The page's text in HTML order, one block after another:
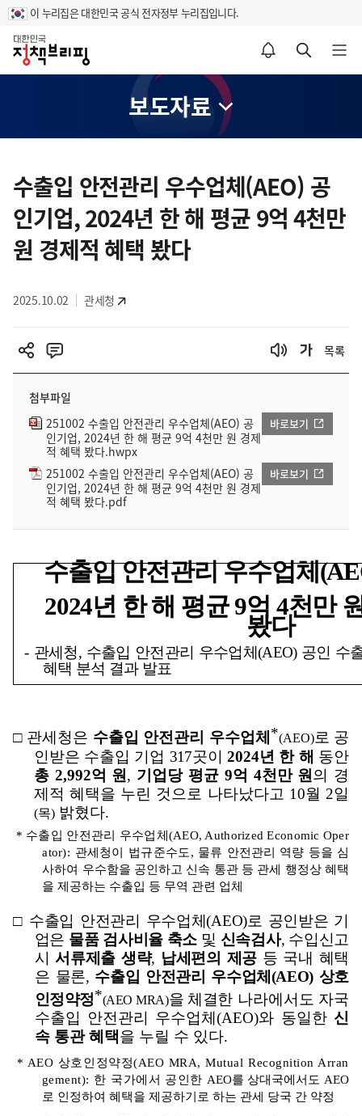
이 누리집은 대한민국 공식 전자정부 누리집입니다.
홈
알림설정 바로가기 검색 바로가기 메뉴 열기
보도자료
츠
영
역
수출입 안전관리 우수업체(AEO) 공
인기업, 2024년 한 해 평균 9억 4천만
원 경제적 혜택 봤다
2025.10.02 관세청
목록
첨부파일
251002 수출입 안전관리 우수업체(AEO) 공
인기업, 2024년 한 해 평균 9억 4천만 원 경제
적 혜택 봤다.hwpx
바로보기
251002 수출입 안전관리 우수업체(AEO) 공
인기업, 2024년 한 해 평균 9억 4천만 원 경제
적 혜택 봤다.pdf
바로보기
수출입 안전관리 우수업체
2024년 한 해 평균9억 4천만
봤다
- 관세청, 수출입 안전관리 우수업체 (AEO) 공인 수
혜택 분석 결과 발표
□ 관세청은 수출입 안전관리 우수업체 *(AEO)로 공
인받은 수출입 기업 317곳이2024년 한 해 동안
총 2,992억 원 , 기업당 평균 9억 4천만 원 의 경
제적 혜택을 누린 것으로 나타났다고 10월 2일
(목) 밝혔다.
* 수출입 안전관리 우수업체 (AEO, Authorized Economic Oper
ator): 관세청이 법규준수도 , 물류 안전관리 역량 등을 심
사하여 우수함을 공인하고 신속 통관 등 관세 행정상 혜택
을 제공하는 수출입 등 무역 관련 업체
□ 수출입 안전관리 우수업체(AEO)로 공인받은 기
업은 물품 검사비율 축소 및 신속검사, 수입신고
시서류제출 생략, 납세편의 제공 등 국내 혜택
은 물론, 수출입 안전관리 우수업체 (AEO) 상호
인정약정*(AEO MRA)을 체결한 나라에서도 자국
수출입 안전관리 우수업체(AEO)와 동일한 신
속 통관 혜택을 누릴 수 있다.
* AEO 상호인정약정(AEO MRA, Mutual Recognition Arran
gement): 한 국가에서 공인한 AEO를 상대국에서도 AEO
로 인정하여 혜택을 제공하기로 하는 관세 당국 간 약정